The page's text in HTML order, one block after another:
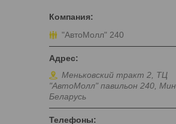
"АвтоМолл" 240
Меньковский тракт 2, ТЦ
"АвтоМолл" павильон 240,
Беларусь